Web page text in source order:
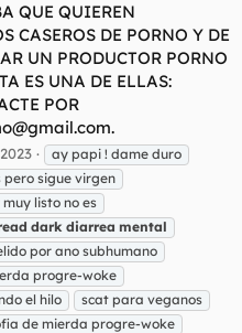
QUE QUIEREN
CASEROS DE PORNO Y DE
UN PRODUCTOR PORNO
ES UNA DE ELLAS:
POR
.
ay papi ! dame duro
sigue virgen
listo no es
dark diarrea mental
por ano subhumano
progre-woke
el hilo
scat para veganos
de mierda progre-woke